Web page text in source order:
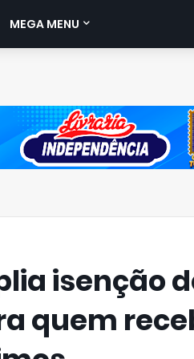
MEGA MENU
isenção
quem